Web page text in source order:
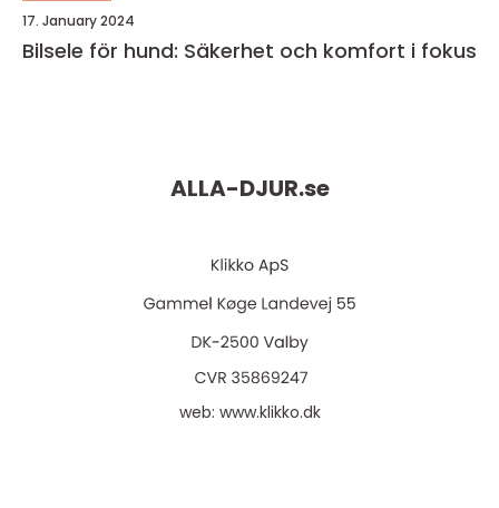
17. January 2024
Bilsele för hund: Säkerhet och komfort i fokus
ALLA-DJUR.se
web: www.klikko.dk